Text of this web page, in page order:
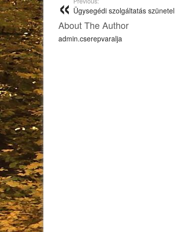
Ügysegédi szolgáltatás szünetel
About The Author
admin.cserepvaralja